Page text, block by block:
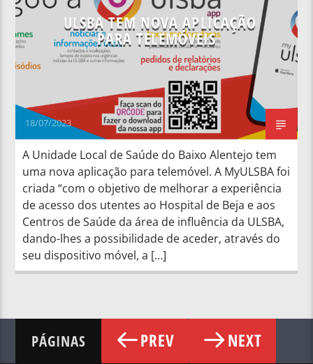
ULSBA TEM NOVA APLICAÇÃO
PARA TELEMÓVEIS
18/07/2023
A Unidade Local de Saúde do Baixo Alentejo tem
uma nova aplicação para telemóvel. A MyULSBA foi
criada “com o objetivo de melhorar a experiência
de acesso dos utentes ao Hospital de Beja e aos
Centros de Saúde da área de influência da ULSBA,
dando-lhes a possibilidade de aceder, através do
seu dispositivo móvel, a […]
PÁGINAS PREV NEXT